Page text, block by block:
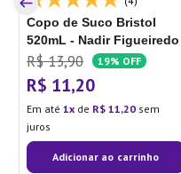
Copo de Suco Bristol
520mL - Nadir Figueiredo
R$ 13,90 19% OFF
R$ 11,20
Em até 1 de R$ 11,20 sem
juros
Adicionar ao carrinho